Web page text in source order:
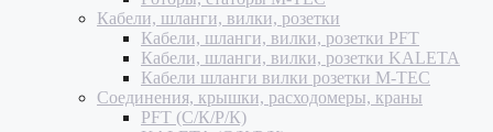
Кабели, шланги, вилки, розетки
Кабели, шланги, вилки, розетки PFT
Кабели, шланги, вилки, розетки KALETA
Кабели шланги вилки розетки M-TEC
Соединения, крышки, расходомеры, краны
PFT (С/К/Р/К)